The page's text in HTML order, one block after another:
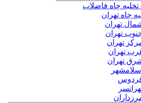
تخلیه چاه فاضلاب
چاه تهران
تهران
تهران
تهران
تهران
تهران
فردوس